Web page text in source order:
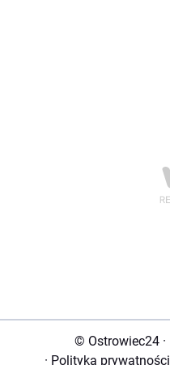
© Ostrowiec24 ·
· Polityka prywatności